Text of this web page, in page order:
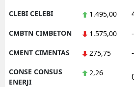
CLEBI CELEBI 1.495,00
CMBTN CIMBETON 1.575,00
CMENT CIMENTAS 275,75
CONSE CONSUS
ENERJI
2,26